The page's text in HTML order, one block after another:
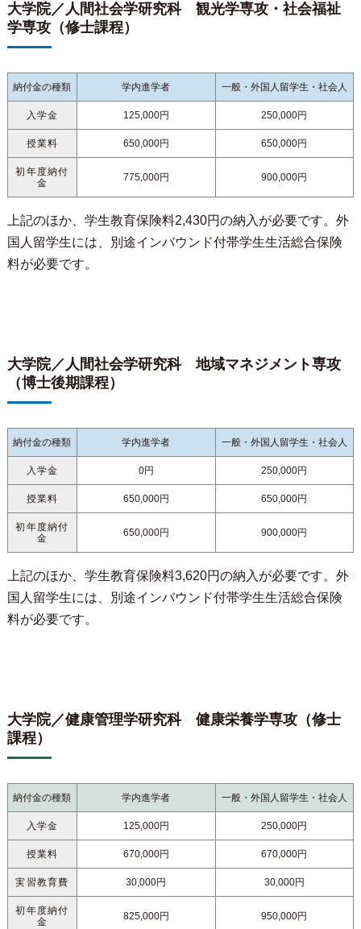
大学院／人間社会学研究科 観光学専攻・社会福祉
学専攻（修士課程）
納付金の種類 学内進学者 一般・外国人留学生・社会人
入学金 125,000円 250,000円
授業料 650,000円 650,000円
初年度納付
金
775,000円 900,000円
上記のほか、学生教育保険料2,430円の納入が必要です。外
国人留学生には、別途インバウンド付帯学生生活総合保険
料が必要です。
大学院／人間社会学研究科 地域マネジメント専攻
（博士後期課程）
納付金の種類 学内進学者 一般・外国人留学生・社会人
入学金 0円 250,000円
授業料 650,000円 650,000円
初年度納付
金
650,000円 900,000円
上記のほか、学生教育保険料3,620円の納入が必要です。外
国人留学生には、別途インバウンド付帯学生生活総合保険
料が必要です。
大学院／健康管理学研究科 健康栄養学専攻（修士
課程）
納付金の種類 学内進学者 一般・外国人留学生・社会人
入学金 125,000円 250,000円
授業料 670,000円 670,000円
実習教育費 30,000円 30,000円
初年度納付
金
825,000円 950,000円